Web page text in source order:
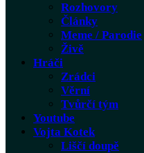
Rozhovory
Články
Meme / Parodie
Živě
Hráči
Zrádci
Věrní
Tvůrčí tým
Youtube
Vojta Kotek
Liščí doupě